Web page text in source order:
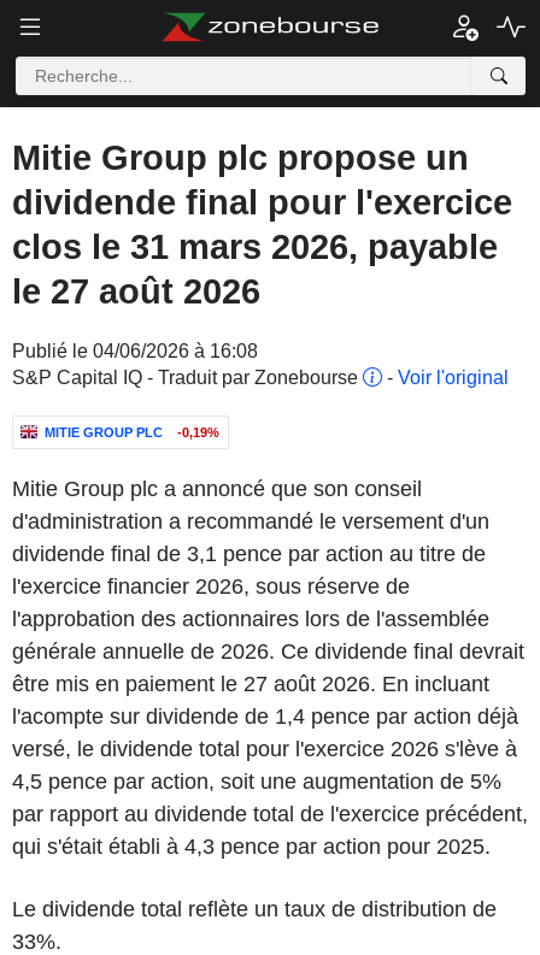
Mitie Group plc propose un
dividende final pour l'exercice
clos le 31 mars 2026, payable
le 27 août 2026
Publié le 04/06/2026 à 16:08
S&P Capital IQ - Traduit par Zonebourse
- Voir l'original
MITIE GROUP PLC -0,19%
Mitie Group plc a annoncé que son conseil
d'administration a recommandé le versement d'un
dividende final de 3,1 pence par action au titre de
l'exercice financier 2026, sous réserve de
l'approbation des actionnaires lors de l'assemblée
générale annuelle de 2026. Ce dividende final devrait
être mis en paiement le 27 août 2026. En incluant
l'acompte sur dividende de 1,4 pence par action déjà
versé, le dividende total pour l'exercice 2026 s'lève à
4,5 pence par action, soit une augmentation de 5%
par rapport au dividende total de l'exercice précédent,
qui s'était établi à 4,3 pence par action pour 2025.
Le dividende total reflète un taux de distribution de
33%.